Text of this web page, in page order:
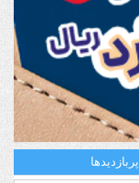
پربازدیدها